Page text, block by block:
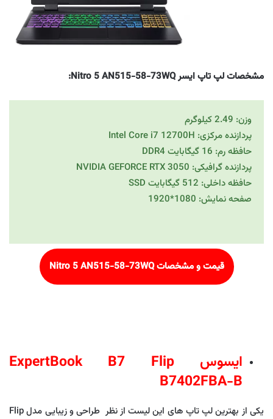
مشخصات لپ تاپ ایسر Nitro 5 AN515-58-73WQ:
وزن: 2.49 کیلوگرم
پردازنده مرکزی: Intel Core i7 12700H
حافظه رم: 16 گیگابایت DDR4
پردازنده گرافیکی: NVIDIA GEFORCE RTX 3050
حافظه داخلی: 512 گیگابایت SSD
صفحه نمایش: 1080*1920
قیمت و مشخصاتNitro 5 AN515-58-73WQ
ایسوس ExpertBook B7 Flip
B7402FBA-B
یکی از بهترین لپ تاپ های این لیست از نظر طراحی و زیبایی مدل Flip